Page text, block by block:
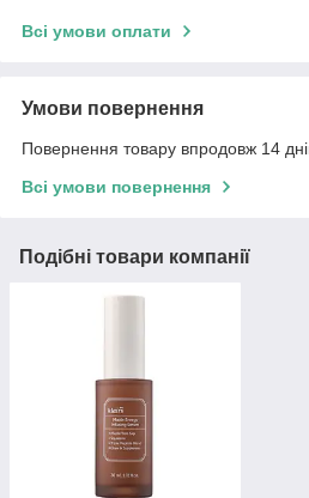
Всі умови оплати
Умови повернення
Повернення товару впродовж 14
Всі умови повернення
Подібні товари компанії